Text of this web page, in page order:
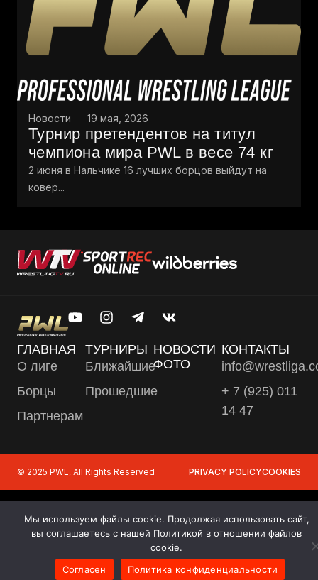
Новости 19 мая, 2026
Турнир претендентов на титул
чемпиона мира PWL в весе 74 кг
2 июня в Нальчике 16 лучших борцов выйдут на
ковер...
ГЛАВНАЯ
О лиге
Борцы
Партнерам
ТУРНИРЫ
Ближайшие
Прошедшие
НОВОСТИ
ФОТО
КОНТАКТЫ
+ 7 (925) 011
14 47
© 2025 PWL, All Rights Reserved PRIVACY POLICYCOOKIES
Мы используем файлы cookie. Продолжая использовать сайт,
вы соглашаетесь с нашей Политикой в отношении файлов
cookie.
Согласен
Политика конфиденциальности